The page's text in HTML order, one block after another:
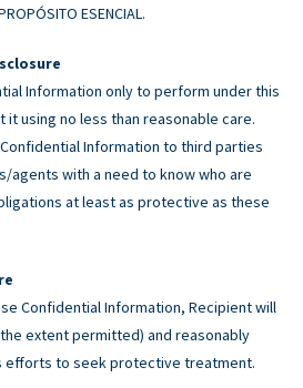
ESENCIAL.
Information only to perform under this
using no less than reasonable care.
Information to third parties
agents with a need to know who are
at least as protective as these
Confidential Information, Recipient will
extent permitted) and reasonably
efforts to seek protective treatment.